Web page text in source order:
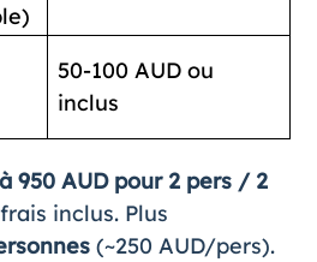
50-100 AUD ou
inclus
950 AUD pour 2 pers / 2
inclus. Plus
(~250 AUD/pers).